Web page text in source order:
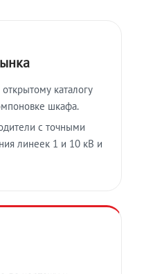
каталогу
шкафа.
с точными
линеек 1 и 10 кВ и